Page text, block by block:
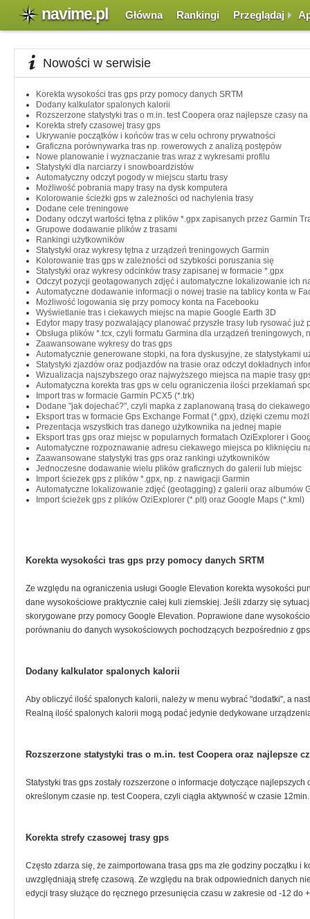
navime.pl Główna Rankingi Przeglądaj
Nowości w serwisie
Korekta wysokości tras gps przy pomocy danych SRTM
Dodany kalkulator spalonych kalorii
Rozszerzone statystyki tras o m.in. test Coopera oraz najlepsze czasy
Korekta strefy czasowej trasy gps
Ukrywanie początków i końców tras w celu ochrony prywatności
Graficzna porównywarka tras np. rowerowych z analizą postępów
Nowe planowanie i wyznaczanie tras wraz z wykresami profilu
Statystyki dla narciarzy i snowboardzistów
Automatyczny odczyt pogody w miejscu startu trasy
Możliwość pobrania mapy trasy na dysk komputera
Kolorowanie ścieżki gps w zależności od nachylenia trasy
Dodane cele treningowe
Dodany odczyt wartości tętna z plików *.gpx zapisanych przez Garmin
Grupowe dodawanie plików z trasami
Rankingi użytkowników
Statystyki oraz wykresy tętna z urządzeń treningowych Garmin
Kolorowanie tras gps w zależności od szybkości poruszania się
Statystyki oraz wykresy odcinków trasy zapisanej w formacie *.gpx
Odczyt pozycji geotagowanych zdjęć i automatyczne lokalizowanie ich
Automatyczne dodawanie informacji o nowej trasie na tablicy konta w
Możliwość logowania się przy pomocy konta na Facebooku
Wyświetlanie tras i ciekawych miejsc na mapie Google Earth 3D
Edytor mapy trasy pozwalający planować przyszłe trasy lub rysować
Obsługa plików *.tcx, czyli formatu Garmina dla urządzeń treningowych,
Zaawansowane wykresy do tras gps
Automatycznie generowane stopki, na fora dyskusyjne, ze statystykami
Statystyki zjazdów oraz podjazdów na trasie oraz odczyt dokładnych
Wizualizacja najszybszego oraz najwyższego miejsca na mapie trasy
Automatyczna korekta tras gps w celu ograniczenia ilości przekłamań
Import tras w formacie Garmin PCX5 (*.trk)
Dodane "jak dojechać?", czyli mapka z zaplanowaną trasą do
Eksport tras w formacie Gps Exchange Format (*.gpx), dzięki czemu
Prezentacja wszystkich tras danego użytkownika na jednej mapie
Eksport tras gps oraz miejsc w popularnych formatach OziExplorer i
Automatyczne rozpoznawanie adresu ciekawego miejsca po kliknięciu
Zaawansowane statystyki tras gps oraz rankingi użytkowników
Jednoczesne dodawanie wielu plików graficznych do galerii lub miejsc
Import ścieżek gps z plików *.gpx, np. z nawigacji Garmin
Automatyczne lokalizowanie zdjęć (geotagging) z galerii oraz albumów
Import ścieżek gps z plików OziExplorer (*.plt) oraz Google Maps (*.kml)
Korekta wysokości tras gps przy pomocy danych SRTM
Ze względu na ograniczenia usługi Google Elevation korekta wysokości
dane wysokościowe praktycznie całej kuli ziemskiej. Jeśli zdarzy się
skorygowane przy pomocy Google Elevation. Poprawione dane
porównaniu do danych wysokościowych pochodzących bezpośrednio z
Dodany kalkulator spalonych kalorii
Aby obliczyć ilość spalonych kalorii, należy w menu wybrać "dodatki", a
Realną ilość spalonych kalorii mogą podać jedynie dedykowane
Rozszerzone statystyki tras o m.in. test Coopera oraz najlepsze
Statystyki tras gps zostały rozszerzone o informacje dotyczące
określonym czasie np. test Coopera, czyli ciągła aktywność w czasie 12min.
Korekta strefy czasowej trasy gps
Często zdarza się, że zaimportowana trasa gps ma złe godziny początku
uwzględniają strefę czasową. Ze względu na brak odpowiednich danych
edycji trasy służące do ręcznego przesunięcia czasu w zakresie od -12 do